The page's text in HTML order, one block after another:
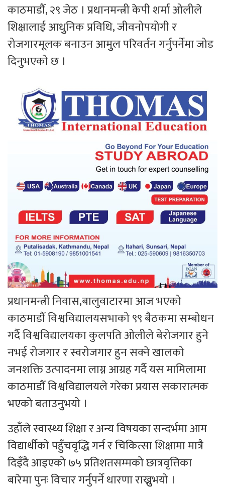
काठमाडौँ, २९ जेठ । प्रधानमन्त्री केपी शर्मा ओलीले
शिक्षालाई आधुुनिक प्रविधि, जीवनोपयोगी र
रोजगारमूलक बनाउन आमुुल परिवर्तन गर्नुपर्नेमा जोड
दिनुुभएको छ ।
प्रधानमन्त्री निवास,बालुवाटारमा आज भएको
काठमाडौँ विश्वविद्यालयसभाको ९९ बैठकमा सम्बोधन
गर्दै विश्वविद्यालयका कुलपति ओलीले बेरोजगार हुने
नभई रोजगार र स्वरोजगार हुन सक्ने खालको
जनशक्ति उत्पादनमा लाग्न आग्रह गर्दै यस मामिलामा
काठमाडौँ विश्वविद्यालयले गरेका प्रयास सकारात्मक
भएको बताउनुुभयो ।
उहाँले स्वास्थ्य शिक्षा र अन्य विषयका सन्दर्भमा आम
विद्यार्थीको पहुँचवृद्धि गर्न र चिकित्सा शिक्षामा मात्रै
दिइँदै आइएको ७५ प्रतिशतसम्मको छात्रवृत्तिका
बारेमा पुनः विचार गर्नुपर्ने धारणा राख्नुुभयो ।